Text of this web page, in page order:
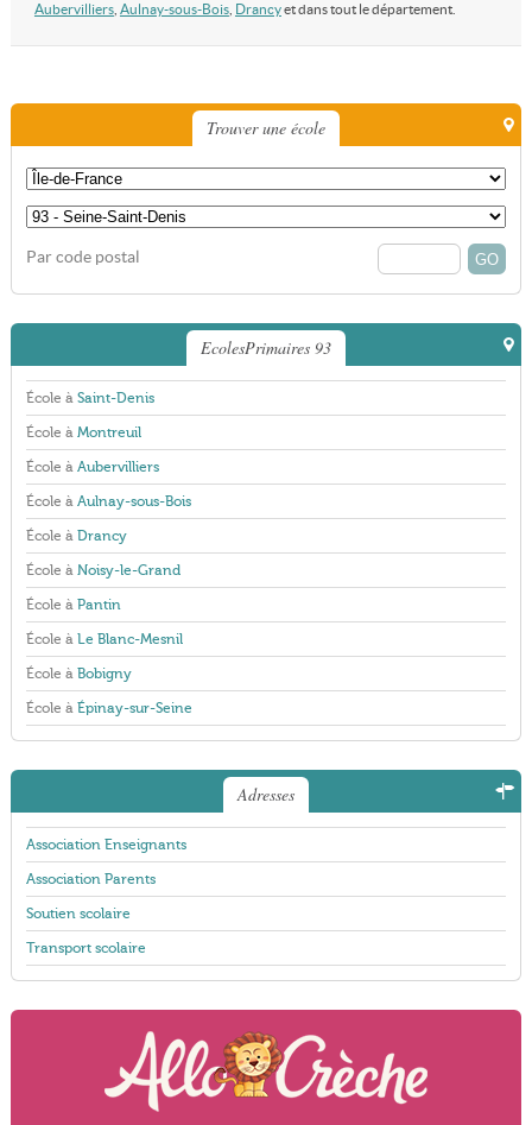
Aubervilliers, Aulnay-sous-Bois, Drancyet dans tout le département.
Trouver une école
Par code postal
EcolesPrimaires 93
École à Saint-Denis
École à Montreuil
École à Aubervilliers
École à Aulnay-sous-Bois
École à Drancy
École à Noisy-le-Grand
École à Pantin
École à Le Blanc-Mesnil
École à Bobigny
École à Épinay-sur-Seine
Adresses
Association Enseignants
Association Parents
Soutien scolaire
Transport scolaire